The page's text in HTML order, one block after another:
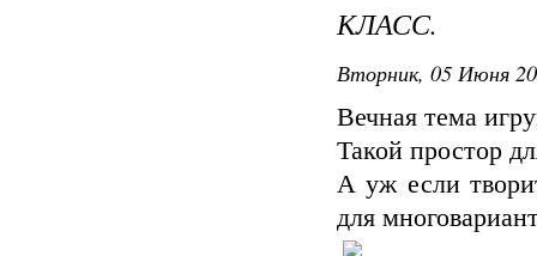
КЛАСС.
Вторник, 05 Июня
Вечная тема
Такой простор
А уж если
для